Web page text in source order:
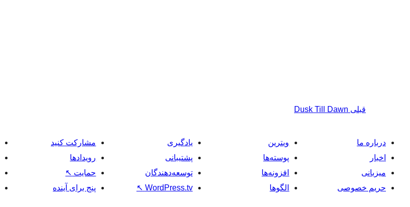
قبلی Dusk Till Dawn
درباره ما
اخبار
میزبانی
حریم خصوصی
ویترین
پوسته‌ها
افزونه‌ها
الگوها
یادگیری
پشتیبانی
توسعه‌دهندگان
WordPress.tv
↖
مشارکت کنید
رویدادها
حمایت ↖
پنج برای آینده